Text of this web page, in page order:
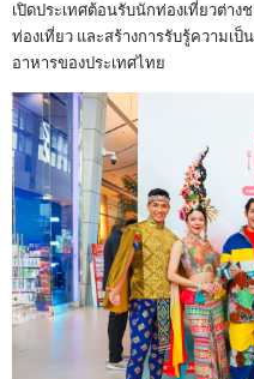
เปิดประเทศต้อนรับนักท่องเที่ยวต่า
ท่องเที่ยว และสร้างการรับรู้ความเ
อาหารของประเทศไทย